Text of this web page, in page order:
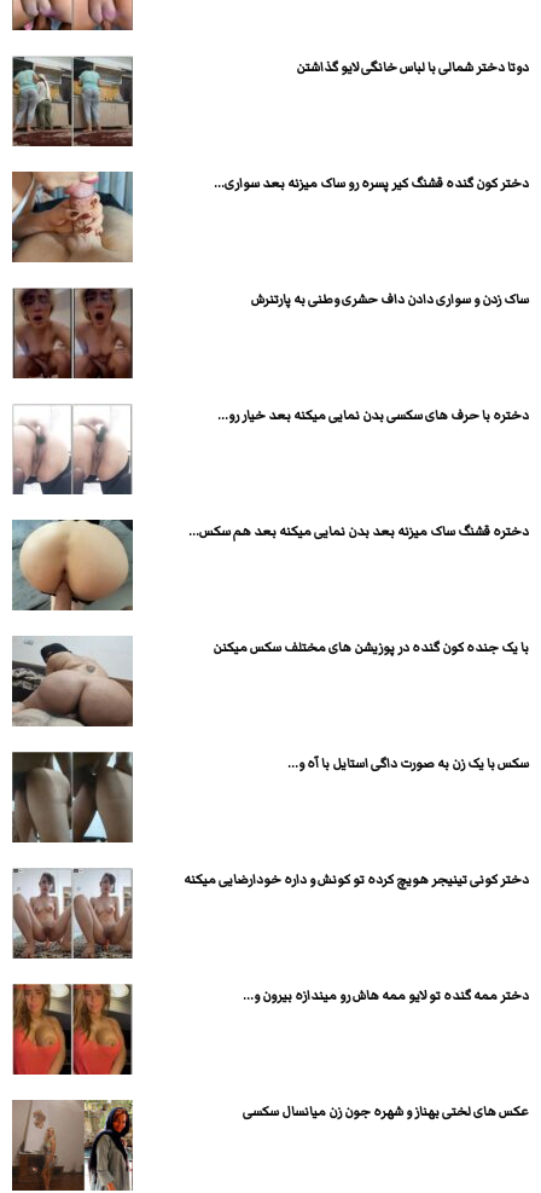
دوتا دختر شمالی با لباس خانگی لایو گذاشتن
دختر کون گنده قشنگ کیر پسره رو ساک میزنه بعد سواری...
ساک زدن و سواری دادن داف حشری وطنی به پارتنرش
دختره با حرف های سکسی بدن نمایی میکنه بعد خیار رو...
دختره قشنگ ساک میزنه بعد بدن نمایی میکنه بعد هم سکس...
با یک جنده کون گنده در پوزیشن های مختلف سکس میکنن
سکس با یک زن به صورت داگی استایل با آه و...
دختر کونی تینیجر هویچ کرده تو کونش و داره خودارضایی میکنه
دختر ممه گنده تو لایو ممه هاش رو میندازه بیرون و...
عکس های لختی بهناز و شهره جون زن میانسال سکسی